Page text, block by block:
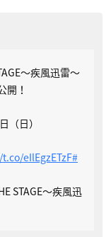
～疾風迅雷～
開！
（日）
eIlEgzETzF#
STAGE～疾風迅